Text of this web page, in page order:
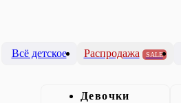
Всё детское Распродажа SALE
Девочки